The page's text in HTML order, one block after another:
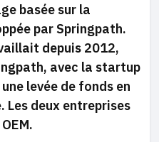
basée sur la
par Springpath.
depuis 2012,
avec la startup
levée de fonds en
Les deux entreprises